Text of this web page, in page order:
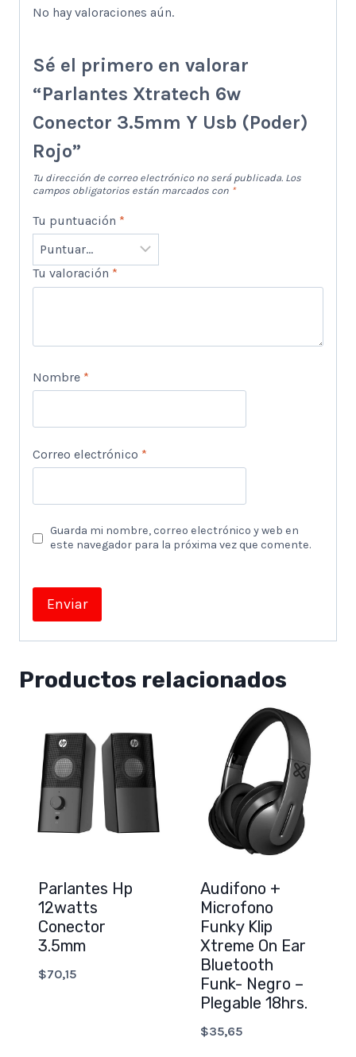
No hay valoraciones aún.
Sé el primero en valorar
“Parlantes Xtratech 6w
Conector 3.5mm Y Usb (Poder)
Rojo”
Tu dirección de correo electrónico no será publicada. Los
campos obligatorios están marcados con *
Tu puntuación *
Tu valoración *
Nombre *
Correo electrónico *
Guarda mi nombre, correo electrónico y web en
este navegador para la próxima vez que comente.
Productos relacionados
Parlantes Hp
12watts
Conector
3.5mm
$70,15
Audifono +
Microfono
Funky Klip
Xtreme On Ear
Bluetooth
Funk- Negro –
Plegable 18hrs.
$35,65